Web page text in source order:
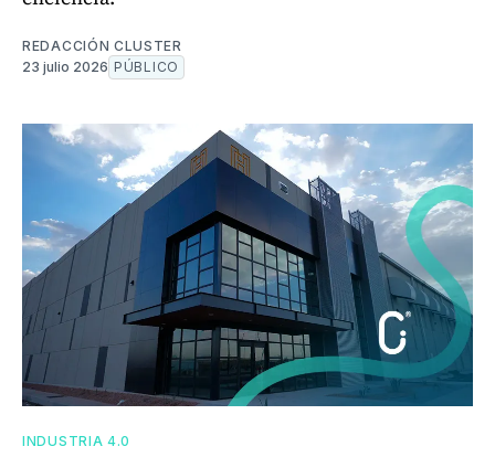
REDACCIÓN CLUSTER
23 julio 2026 PÚBLICO
INDUSTRIA 4.0